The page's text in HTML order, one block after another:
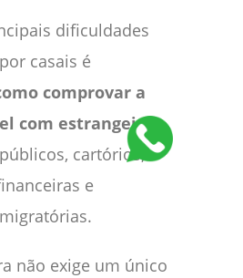
dificuldades
casais é
comprovar a
com estrangeiro
cartórios,
e
não exige um único